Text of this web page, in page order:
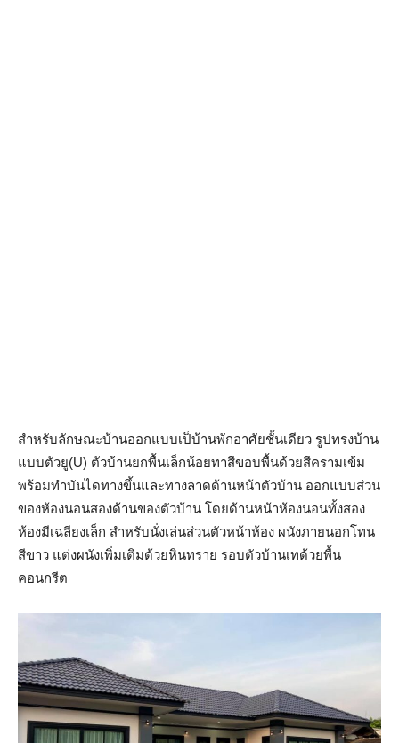
สำหรับลักษณะบ้านออกแบบเป็บ้านพักอาศัยชั้นเดียว รูปทรงบ้าน
แบบตัวยู(U) ตัวบ้านยกพื้นเล็กน้อยทาสีขอบพื้นด้วยสีครามเข้ม
พร้อมทำบันไดทางขึ้นและทางลาดด้านหน้าตัวบ้าน ออกแบบส่วน
ของห้องนอนสองด้านของตัวบ้าน โดยด้านหน้าห้องนอนทั้งสอง
ห้องมีเฉลียงเล็ก สำหรับนั่งเล่นส่วนตัวหน้าห้อง ผนังภายนอกโทน
สีขาว แต่งผนังเพิ่มเติมด้วยหินทราย รอบตัวบ้านเทด้วยพื้น
คอนกรีต